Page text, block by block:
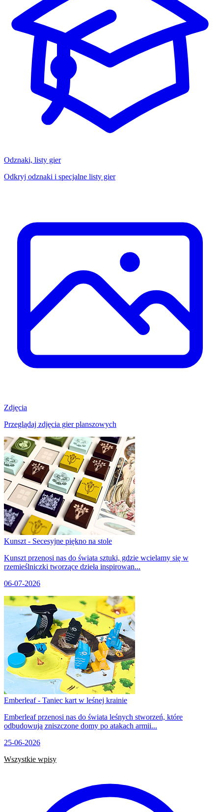
Odznaki, listy gier
Odkryj odznaki i specjalne listy gier
Zdjęcia
Przeglądaj zdjęcia gier planszowych
Kunszt - Secesyjne piękno na stole
Kunszt przenosi nas do świata sztuki, gdzie wcielamy się w
rzemieślniczki tworzące dzieła inspirowan...
06-07-2026
Emberleaf - Taniec kart w leśnej krainie
Emberleaf przenosi nas do świata leśnych stworzeń, które
odbudowują zniszczone domy po atakach armii...
25-06-2026
Wszystkie wpisy